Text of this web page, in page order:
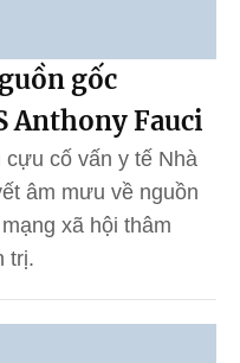
gốc
Anthony Fauci
cố vấn y tế Nhà
âm mưu về nguồn
xã hội thâm
trị.